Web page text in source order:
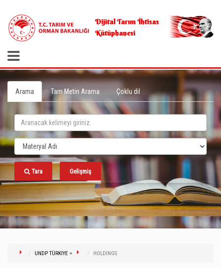
Dijital Tarım İhtisas
Kütüphanesi
Arama Tam Metin Arama Çoklu dil
Tara Gelişmiş
UNDP TÜRKIYE = HOLDINGS